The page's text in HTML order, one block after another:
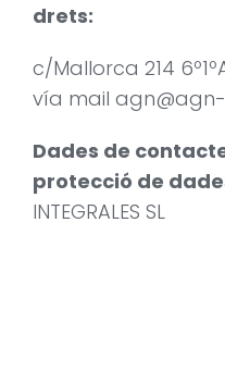
drets:
c/Mallorca 214
vía mail
Dades de
protecció de
INTEGRALES SL